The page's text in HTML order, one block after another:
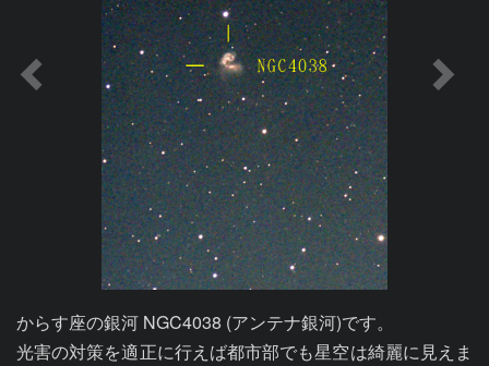
からす座の銀河 NGC4038 (アンテナ銀河)です。
光害の対策を適正に行えば都市部でも星空は綺麗に見えま